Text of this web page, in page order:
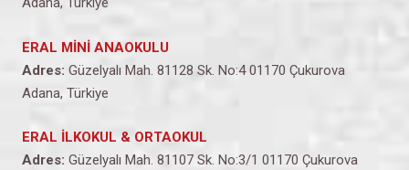
ERAL MİNİ ANAOKULU
Adres: Güzelyalı Mah. 81128 Sk. No:4 01170 Çukurova
Adana, Türkiye
ERAL İLKOKUL & ORTAOKUL
Adres: Güzelyalı Mah. 81107 Sk. No:3/1 01170 Çukurova